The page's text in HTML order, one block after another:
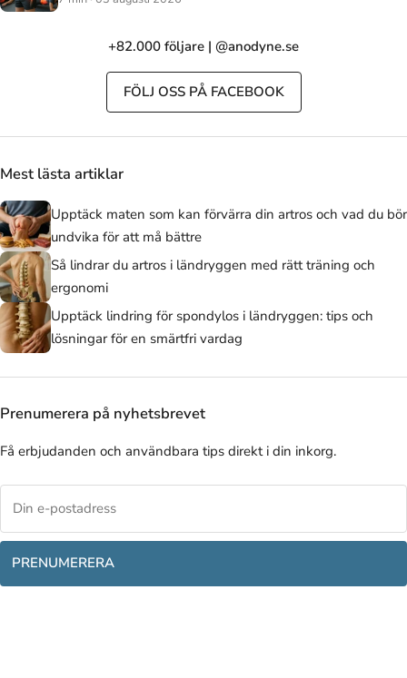
+82.000 följare | @anodyne.se
FÖLJ OSS PÅ FACEBOOK
Mest lästa artiklar
Upptäck maten som kan förvärra din artros och vad du bör
undvika för att må bättre
Så lindrar du artros i ländryggen med rätt träning och
ergonomi
Upptäck lindring för spondylos i ländryggen: tips och
lösningar för en smärtfri vardag
Prenumerera på nyhetsbrevet
Få erbjudanden och användbara tips direkt i din inkorg.
PRENUMERERA